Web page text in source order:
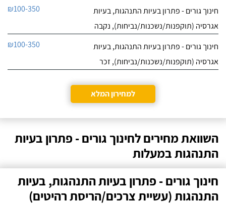
חינוך גורים - פתרון בעיות התנהגות, בעיות
אגרסיה (תוקפנות/נשכנות/נביחות), נקבה
₪100-350
חינוך גורים - פתרון בעיות התנהגות, בעיות
אגרסיה (תוקפנות/נשכנות/נביחות), זכר
₪100-350
למחירון המלא
השוואת מחירים לחינוך גורים - פתרון בעיות
התנהגות במעלות
חינוך גורים - פתרון בעיות התנהגות, בעיות
התנהגות (עשיית צרכים/הריסת רהיטים)